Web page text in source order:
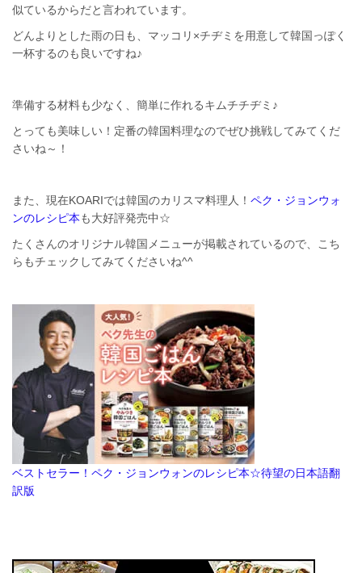
似ているからだと言われています。
どんよりとした雨の日も、マッコリ×チヂミを用意して韓国っぽく
一杯するのも良いですね♪
準備する材料も少なく、簡単に作れるキムチチヂミ♪
とっても美味しい！定番の韓国料理なのでぜひ挑戦してみてくだ
さいね～！
また、現在KOARIでは韓国のカリスマ料理人！ ペク・ジョンウォ
ンのレシピ本も大好評発売中☆
たくさんのオリジナル韓国メニューが掲載されているので、こち
らもチェックしてみてくださいね^^
ベストセラー！ペク・ジョンウォンのレシピ本☆待望の日本語翻
訳版